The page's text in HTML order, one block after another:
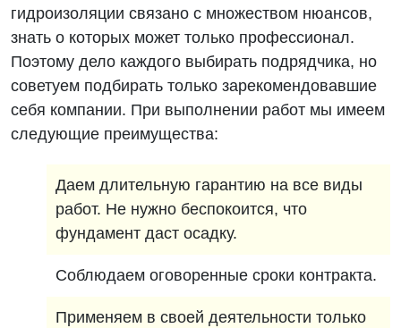
гидроизоляции связано с множеством нюансов,
знать о которых может только профессионал.
Поэтому дело каждого выбирать подрядчика, но
советуем подбирать только зарекомендовавшие
себя компании. При выполнении работ мы имеем
следующие преимущества:
Даем длительную гарантию на все виды
работ. Не нужно беспокоится, что
фундамент даст осадку.
Соблюдаем оговоренные сроки контракта.
Применяем в своей деятельности только